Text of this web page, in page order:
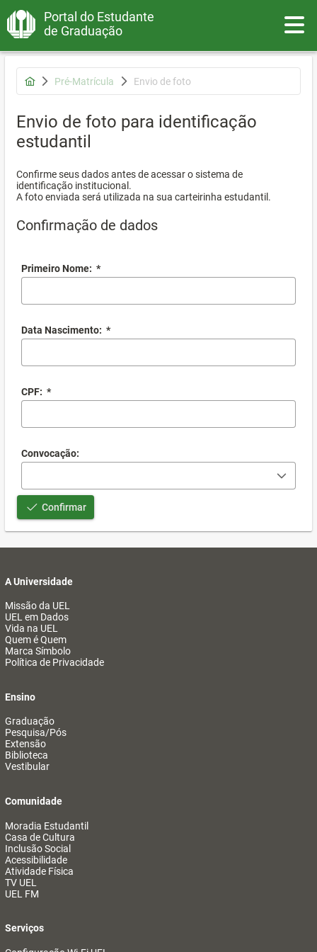
Portal do Estudante
de Graduação
Pré-Matrícula Envio de foto
Envio de foto para identificação
estudantil
Confirme seus dados antes de acessar o sistema de
identificação institucional.
A foto enviada será utilizada na sua carteirinha estudantil.
Confirmação de dados
Primeiro Nome: *
Data Nascimento: *
CPF: *
Convocação:
Confirmar
A Universidade
Missão da UEL
UEL em Dados
Vida na UEL
Quem é Quem
Marca Símbolo
Política de Privacidade
Ensino
Graduação
Pesquisa/Pós
Extensão
Biblioteca
Vestibular
Comunidade
Moradia Estudantil
Casa de Cultura
Inclusão Social
Acessibilidade
Atividade Física
TV UEL
UEL FM
Serviços